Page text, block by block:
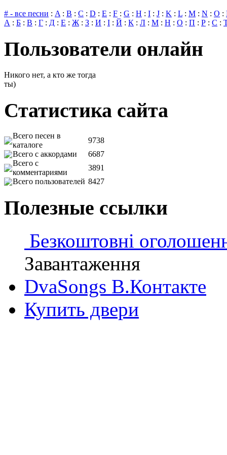
# - все песни : A: B : C : D : E : F : G : H : I : J : K : L : M : N : O :
А : Б : В : Г : Д : Е : Ж: З : И : І : Й : К : Л : М : Н : О : П : Р : С :
Пользователи онлайн
Никого нет, а кто же тогда
ты)
Статистика сайта
Всего песен в
каталоге
9738
Всего с аккордами
6687
Всего с
комментариями
3891
Всего пользователей 8427
Полезные ссылки
Безкоштовні
Завантаження
DvaSongs В.Контакте
Купить двери